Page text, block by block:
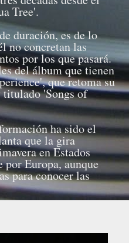
Tree'.
duración, es de lo
no concretan las
por los que pasará.
del álbum que tienen
que retoma su
titulado 'Songs of
ha sido el
que la gira
en Estados
por Europa, aunque
para conocer las